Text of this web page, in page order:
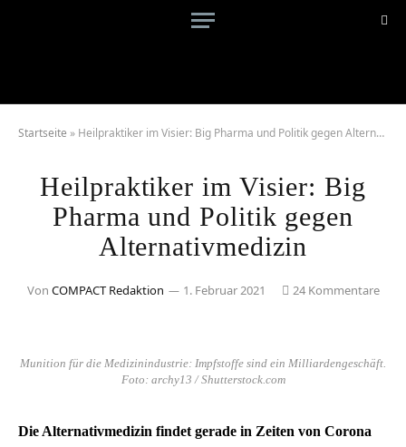
Startseite » Heilpraktiker im Visier: Big Pharma und Politik gegen Alternativmedizin
Heilpraktiker im Visier: Big
Pharma und Politik gegen
Alternativmedizin
Von COMPACT Redaktion 1. Februar 2021 24 Kommentare
Munition für die Medizinindustrie: Impfstoffe sind ein Milliardengeschäft.
Foto: archy13 / Shutterstock.com
Die Alternativmedizin findet gerade in Zeiten von Corona